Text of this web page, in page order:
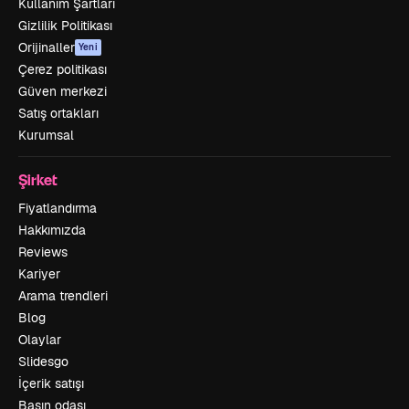
Kullanım Şartları
Gizlilik Politikası
Orijinaller Yeni
Çerez politikası
Güven merkezi
Satış ortakları
Kurumsal
Şirket
Fiyatlandırma
Hakkımızda
Reviews
Kariyer
Arama trendleri
Blog
Olaylar
Slidesgo
İçerik satışı
Basın odası